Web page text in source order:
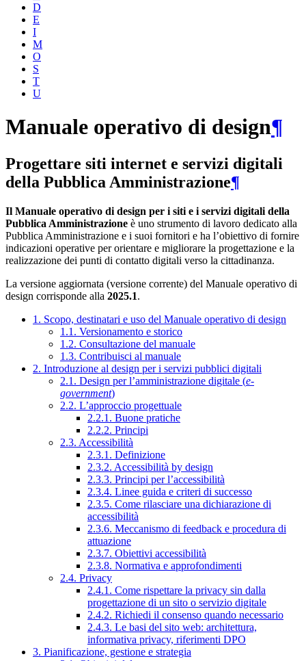
D
E
I
M
O
S
T
U
Manuale operativo di design¶
Progettare siti internet e servizi digitali
della Pubblica Amministrazione¶
Il Manuale operativo di design per i siti e i servizi digitali della
Pubblica Amministrazione è uno strumento di lavoro dedicato alla
Pubblica Amministrazione e i suoi fornitori e ha l’obiettivo di fornire
indicazioni operative per orientare e migliorare la progettazione e la
realizzazione dei punti di contatto digitali verso la cittadinanza.
La versione aggiornata (versione corrente) del Manuale operativo di
design corrisponde alla 2025.1.
1. Scopo, destinatari e uso del Manuale operativo di design
1.1. Versionamento e storico
1.2. Consultazione del manuale
1.3. Contribuisci al manuale
2. Introduzione al design per i servizi pubblici digitali
2.1. Design per l’amministrazione digitale (e-
government)
2.2. L’approccio progettuale
2.2.1. Buone pratiche
2.2.2. Principi
2.3. Accessibilità
2.3.1. Definizione
2.3.2. Accessibilità by design
2.3.3. Principi per l’accessibilità
2.3.4. Linee guida e criteri di successo
2.3.5. Come rilasciare una dichiarazione di
accessibilità
2.3.6. Meccanismo di feedback e procedura di
attuazione
2.3.7. Obiettivi accessibilità
2.3.8. Normativa e approfondimenti
2.4. Privacy
2.4.1. Come rispettare la privacy sin dalla
progettazione di un sito o servizio digitale
2.4.2. Richiedi il consenso quando necessario
2.4.3. Le basi del sito web: architettura,
informativa privacy, riferimenti DPO
3. Pianificazione, gestione e strategia